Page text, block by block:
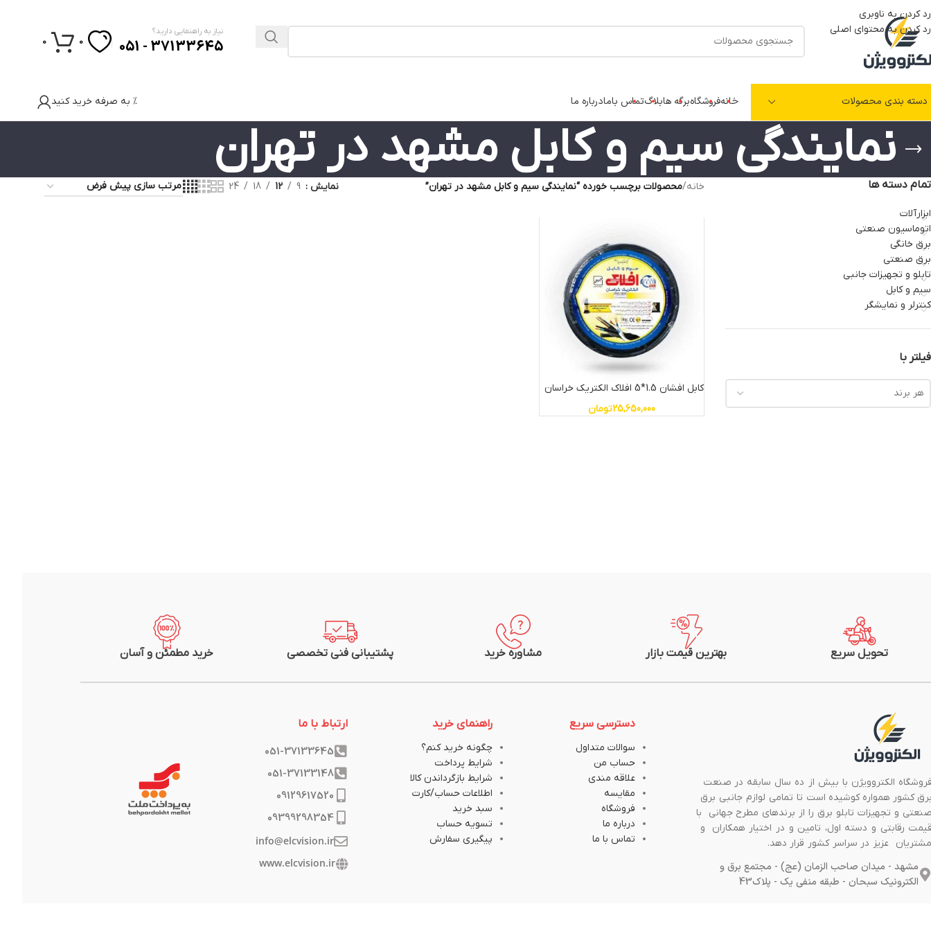
رد کردن به ناوبری
رد کردن به محتوای اصلی
نیاز به راهنمایی دارید؟
37133645 - 051
0
0
دسته بندی محصولات خانهفروشگاهبرگه هابلاگتماس بامادرباره ما % به صرفه خرید کنید
نمایندگی سیم و کابل مشهد در تهران
تمام دسته ها
ابزارآلات
اتوماسیون صنعتی
برق خانگی
برق صنعتی
تابلو و تجهیزات جانبی
سیم و کابل
کنترلر و نمایشگر
فیلتر با
هر برند
خانه/محصولات برچسب خورده “نمایندگی سیم و کابل مشهد در تهران” نمایش 9
12
18
24
کابل افشان 1.5*5 افلاک الکتریک خراسان
25,650,000تومان
تحویل سریع بهترین قیمت بازار مشاوره خرید پشتیبانی فنی تخصصی خرید مطمئن و آسان
الکتروویژن با بیش از ده سال سابقه در صنعت
کشور همواره کوشیده است تا تمامی لوازم جانبی برق
و تجهیزات تابلو برق را از برندهای مطرح جهانی با
رقابتی و دسته اول، تامین و در اختیار همکاران و
عزیز در سراسر کشور قرار دهد.
مشهد - میدان صاحب الزمان (عج) - مجتمع برق و
الکترونیک سبحان - طبقه منفی یک - پلاک43
دسترسی سریع
سوالات متداول
حساب من
علاقه مندی
مقایسه
فروشگاه
درباره ما
تماس با ما
راهنمای خرید
چگونه خرید کنم؟
شرایط پرداخت
شرایط بازگرداندن کالا
اطلاعات حساب/کارت
سبد خرید
تسویه حساب
پیگیری سفارش
ارتباط با ما
051-37133645
051-37133148
09129617520
09399298354
info@elcvision.ir
www.elcvision.ir